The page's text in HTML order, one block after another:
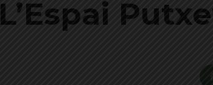
L’Espai